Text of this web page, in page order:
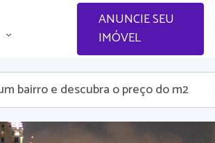
ANUNCIE SEU
IMÓVEL